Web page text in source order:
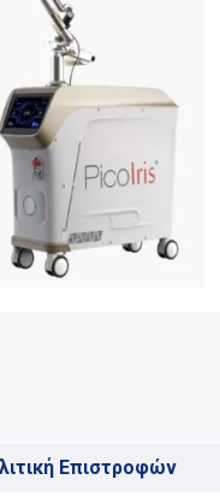
Επιστροφών